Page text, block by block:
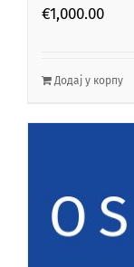
€1,000.00
Додај у корпу